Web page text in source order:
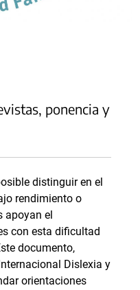
ponencia y
distinguir en el
rendimiento o
apoyan el
con esta dificultad
documento,
Dislexia y
orientaciones